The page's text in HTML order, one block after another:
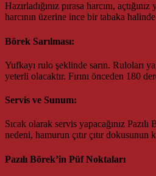
Hazırladığınız pırasa harcını,
harcının üzerine ince bir tabaka
Börek Sarılması:
Yufkayı rulo şeklinde sarın. Ruloları
yeterli olacaktır. Fırını önceden 180
Servis ve Sunum:
Sıcak olarak servis yapacağınız
nedeni, hamurun çıtır çıtır dokusunun
Pazılı Börek’in Püf Noktaları